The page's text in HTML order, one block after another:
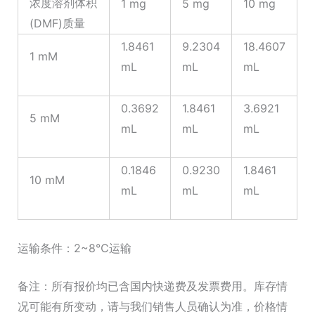
浓度溶剂体积
(DMF)质量
1 mg 5 mg 10 mg
1 mM
1.8461
mL
9.2304
mL
18.4607
mL
5 mM
0.3692
mL
1.8461
mL
3.6921
mL
10 mM
0.1846
mL
0.9230
mL
1.8461
mL
运输条件：2~8℃运输
备注：所有报价均已含国内快递费及发票费用。库存情
况可能有所变动，请与我们销售人员确认为准，价格情